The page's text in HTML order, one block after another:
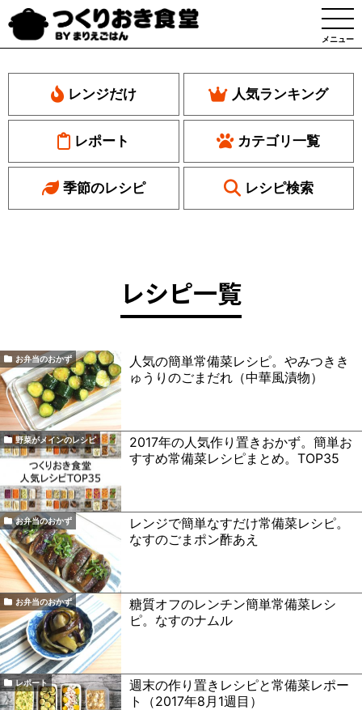
メニュー
レンジだけ 人気ランキング
レポート カテゴリ一覧
季節のレシピ レシピ検索
レシピ一覧
お弁当のおかず
人気の簡単常備菜レシピ。やみつきき
ゅうりのごまだれ（中華風漬物）
野菜がメインのレシピ
2017年の人気作り置きおかず。簡単お
すすめ常備菜レシピまとめ。TOP35
お弁当のおかず
レンジで簡単なすだけ常備菜レシピ。
なすのごまポン酢あえ
お弁当のおかず
糖質オフのレンチン簡単常備菜レシ
ピ。なすのナムル
レポート
週末の作り置きレシピと常備菜レポー
ト（2017年8月1週目）